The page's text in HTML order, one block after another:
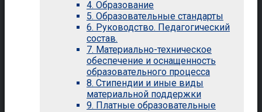
4. Образование
5. Образовательные стандарты
6. Руководство. Педагогический
состав.
7. Материально-техническое
обеспечение и оснащенность
образовательного процесса
8. Стипендии и иные виды
материальной поддержки
9. Платные образовательные